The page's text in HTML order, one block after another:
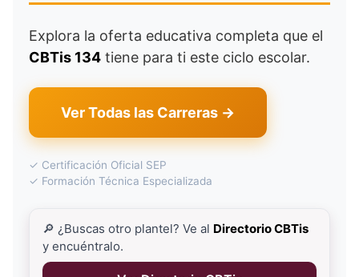
Explora la oferta educativa completa que el
CBTis 134 tiene para ti este ciclo escolar.
Ver Todas las Carreras →
✓ Certificación Oficial SEP
✓ Formación Técnica Especializada
🔎 ¿Buscas otro plantel? Ve al Directorio CBTis
y encuéntralo.